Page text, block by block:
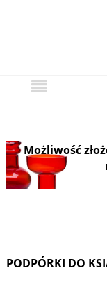
Możliwość
PODPÓRKI DO